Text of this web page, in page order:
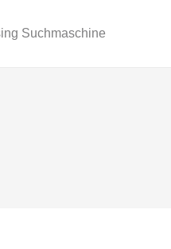
Suchmaschine